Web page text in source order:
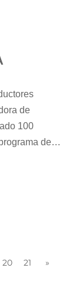
de
100
de…
20 21 »